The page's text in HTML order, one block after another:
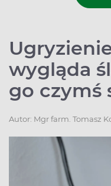
wygląda
go czymś
Autor: Mgr farm. Tomasz